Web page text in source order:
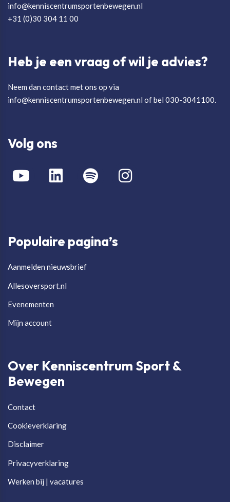
info@kenniscentrumsportenbewegen.nl
+31 (0)30 304 11 00
Heb je een vraag of wil je advies?
Neem dan contact met ons op via
info@kenniscentrumsportenbewegen.nl of bel 030-3041100.
Volg ons
Populaire pagina’s
Aanmelden nieuwsbrief
Allesoversport.nl
Evenementen
Mijn account
Over Kenniscentrum Sport &
Bewegen
Contact
Cookieverklaring
Disclaimer
Privacyverklaring
Werken bij | vacatures